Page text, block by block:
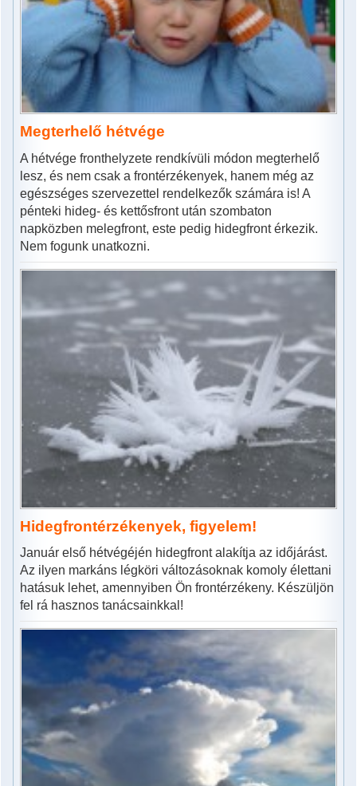
Megterhelő hétvége
A hétvége fronthelyzete rendkívüli módon megterhelő
lesz, és nem csak a frontérzékenyek, hanem még az
egészséges szervezettel rendelkezők számára is! A
pénteki hideg- és kettősfront után szombaton
napközben melegfront, este pedig hidegfront érkezik.
Nem fogunk unatkozni.
Hidegfrontérzékenyek, figyelem!
Január első hétvégéjén hidegfront alakítja az időjárást.
Az ilyen markáns légköri változásoknak komoly élettani
hatásuk lehet, amennyiben Ön frontérzékeny. Készüljön
fel rá hasznos tanácsainkkal!